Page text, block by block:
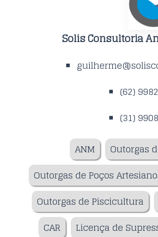
Solis Consultoria
(62)
(31)
ANM
Outorgas
Outorgas de Poços
Outorgas de Piscicultura
CAR
Licença de